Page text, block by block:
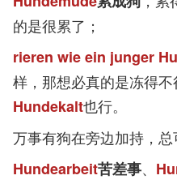
的是很累了；
rieren wie ein junger
样，那想必真的是冻得
Hundekalt也行。
万事有狗在旁边加持，总
Hundearbeit苦差事、